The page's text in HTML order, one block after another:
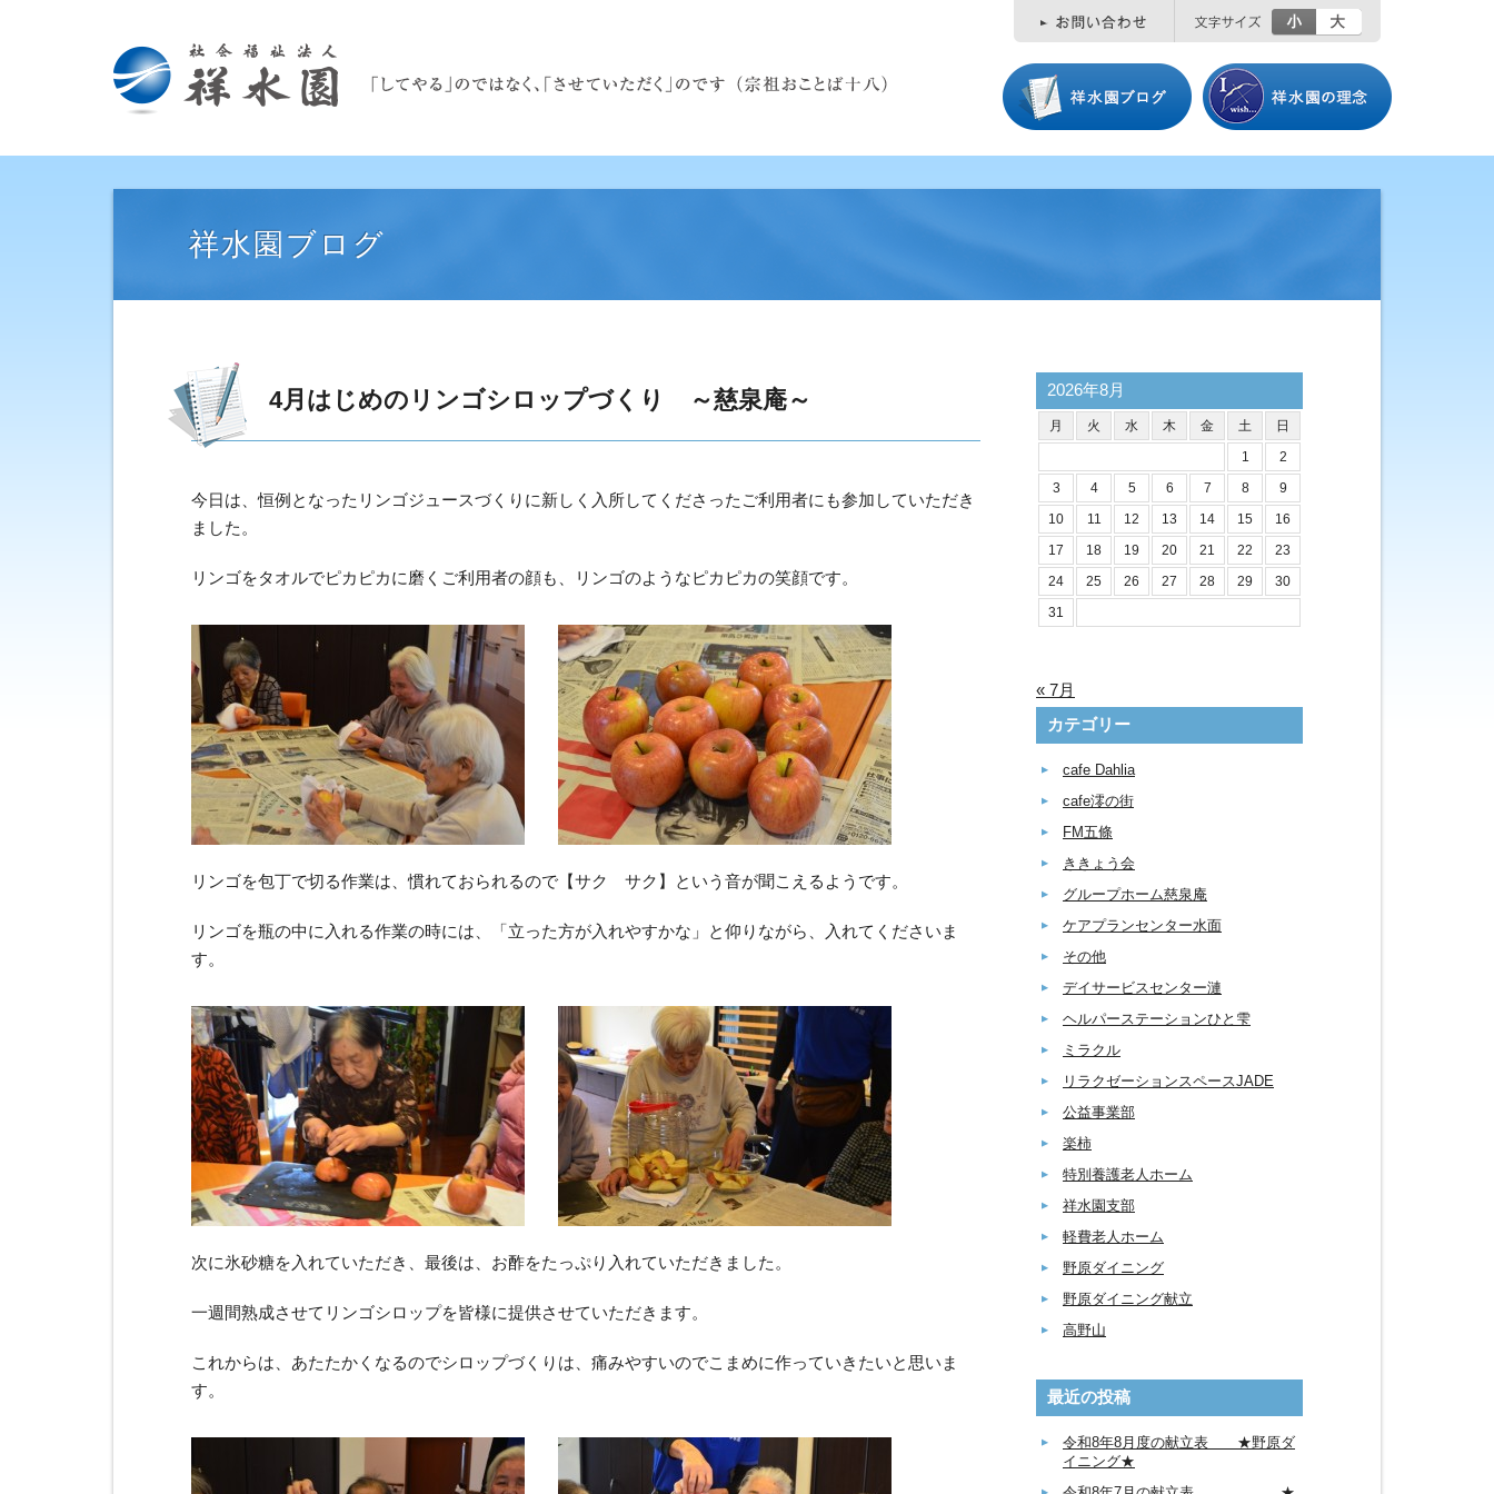
小
祥水園ブログ
4月はじめのリンゴシロップづくり ～慈泉庵～
今日は、恒例となったリンゴジュースづくりに新しく入所してくださったご利用者にも参加していただき
ました。
リンゴをタオルでピカピカに磨くご利用者の顔も、リンゴのようなピカピカの笑顔です。
リンゴを包丁で切る作業は、慣れておられるので【サク サク】という音が聞こえるようです。
リンゴを瓶の中に入れる作業の時には、「立った方が入れやすかな」と仰りながら、入れてくださいま
す。
次に氷砂糖を入れていただき、最後は、お酢をたっぷり入れていただきました。
一週間熟成させてリンゴシロップを皆様に提供させていただきます。
これからは、あたたかくなるのでシロップづくりは、痛みやすいのでこまめに作っていきたいと思いま
す。
2026年8月
月 火 水 木 金 土
日
1
2
3
4 5 6 7 8
9
10
11 12 13 14 15
16
17
18 19 20 21 22
23
24
25 26 27 28 29
30
31
« 7月
カテゴリー
cafe Dahlia
cafe澪の街
FM五條
ききょう会
グループホーム慈泉庵
ケアプランセンター水面
その他
デイサービスセンター漣
ヘルパーステーションひと雫
ミラクル
リラクゼーションスペースJADE
公益事業部
楽柿
特別養護老人ホーム
祥水園支部
軽費老人ホーム
野原ダイニング
野原ダイニング献立
高野山
最近の投稿
令和8年8月度の献立表 ★野原ダ
イニング★